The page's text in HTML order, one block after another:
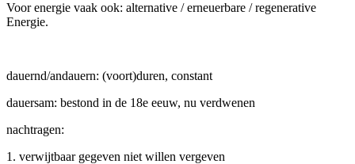
Voor energie vaak ook: alternative / erneuerbare / regenerative
Energie.
dauernd/andauern: (voort)duren, constant
dauersam: bestond in de 18e eeuw, nu verdwenen
nachtragen:
1. verwijtbaar gegeven niet willen vergeven